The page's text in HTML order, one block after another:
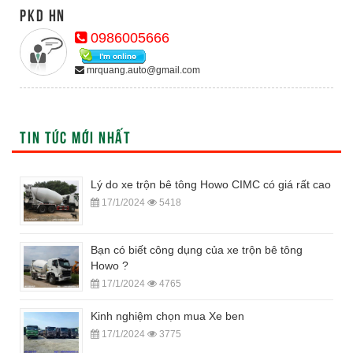
PKD HN
0986005666
mrquang.auto@gmail.com
TIN TỨC MỚI NHẤT
Lý do xe trộn bê tông Howo CIMC có giá rất cao
17/1/2024 5418
Bạn có biết công dụng của xe trộn bê tông
Howo ?
17/1/2024 4765
Kinh nghiệm chọn mua Xe ben
17/1/2024 3775